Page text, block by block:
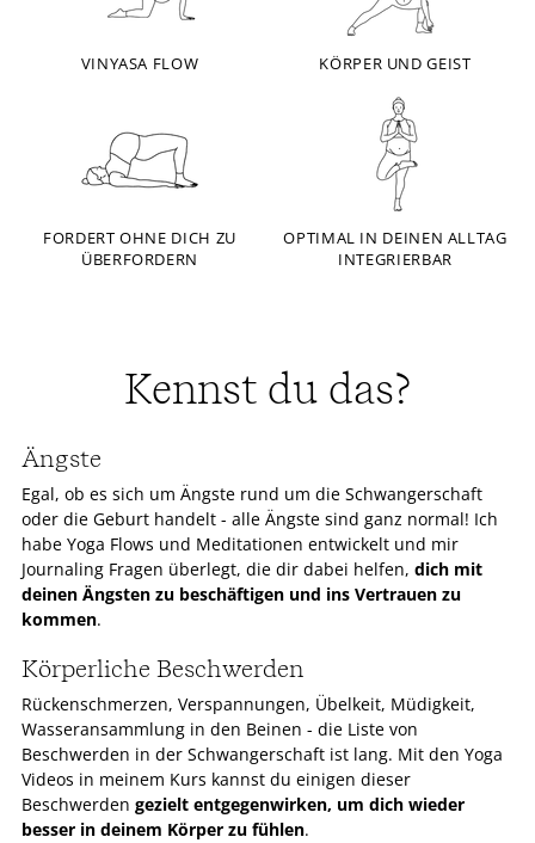
VINYASA FLOW KÖRPER UND GEIST
FORDERT OHNE DICH ZU
ÜBERFORDERN
OPTIMAL IN DEINEN ALLTAG
INTEGRIERBAR
Kennst du das?
Ängste
Egal, ob es sich um Ängste rund um die Schwangerschaft
oder die Geburt handelt - alle Ängste sind ganz normal! Ich
habe Yoga Flows und Meditationen entwickelt und mir
Journaling Fragen überlegt, die dir dabei helfen, dich mit
deinen Ängsten zu beschäftigen und ins Vertrauen zu
kommen.
Körperliche Beschwerden
Rückenschmerzen, Verspannungen, Übelkeit, Müdigkeit,
Wasseransammlung in den Beinen - die Liste von
Beschwerden in der Schwangerschaft ist lang. Mit den Yoga
Videos in meinem Kurs kannst du einigen dieser
Beschwerden gezielt entgegenwirken, um dich wieder
besser in deinem Körper zu fühlen.